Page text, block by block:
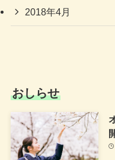
2018年4月
おしらせ